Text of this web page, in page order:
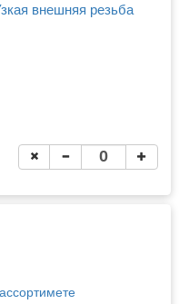
внешняя резьба